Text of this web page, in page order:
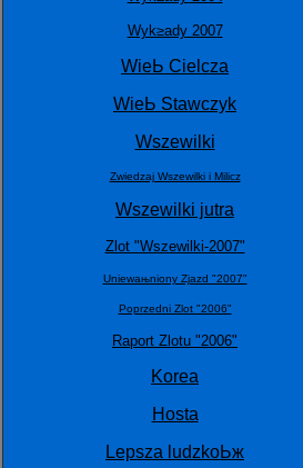
Wyk≥ady 2007
WieЬ Cielcza
WieЬ Stawczyk
Wszewilki
Zwiedzaj Wszewilki i Milicz
Wszewilki jutra
Zlot "Wszewilki-2007"
Uniewaњniony Zjazd "2007"
Poprzedni Zlot "2006"
Raport Zlotu "2006"
Korea
Hosta
Lepsza ludzkoЬж